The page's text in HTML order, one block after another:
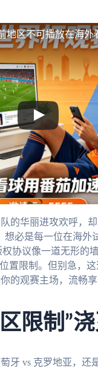
地区不可播放在海外
的华丽进攻欢呼，
必是每一位在海外
协议像一道无形的
置限制。但别急，
的观赛主场，流畅享
限制”浇
牙 vs 克罗地亚，还